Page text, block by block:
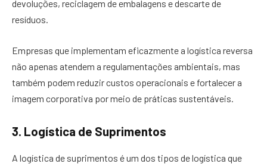
devoluções, reciclagem de embalagens e descarte de
resíduos.
Empresas que implementam eficazmente a logística reversa
não apenas atendem a regulamentações ambientais, mas
também podem reduzir custos operacionais e fortalecer a
imagem corporativa por meio de práticas sustentáveis.
3. Logística de Suprimentos
A logística de suprimentos é um dos tipos de logística que